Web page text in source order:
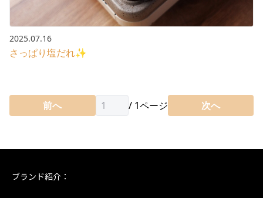
2025.07.16
さっぱり塩だれ✨
前へ / 1ページ 次へ
ブランド紹介：